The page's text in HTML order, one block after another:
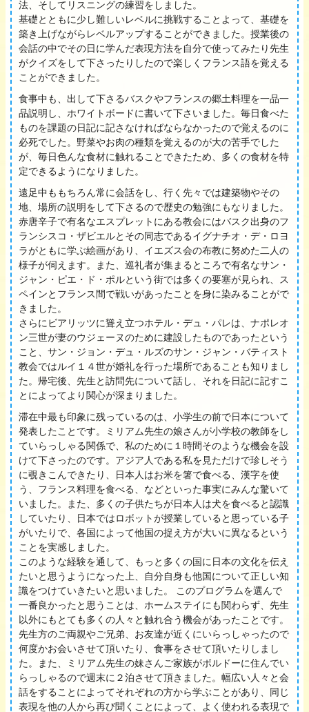
法、そしてリスニングの練習をしました。
基礎とともに少し難しいレベルに挑戦することよって、基礎を
築き上げながらレベルアップすることができました。授業後の
会話の中でその日に学んだ表現方法を自分で使ってみたり先生
がクイズをして下さったりしたので楽しくフランス語を覚える
ことができました。
食事中も、出して下さるバスクやフランスの郷土料理を一品一
品説明し、ホワイトボードに書いて下さいました。毎日食べた
ものを課題の日記に記さなければならなかったので覚えるのに
必死でした。野菜やお肉の種類を覚えるのが大の苦手でした
が、毎日色んな食材に触れることできたため、多くの食材を特
定できるようになりました。
遠足中ももちろん常に会話をし、行く先々では建築物やその
地、場所の説明をして下さるので歴史の勉強にもなりました。
赤唐辛子で有名なエスプレットにある教会にはバスク出身のフ
ランシスコ・ザビエルとその同志であるイグナチオ・デ・ロヨ
ラがともに学ぶ絵画があり、イエズス会の布教に努めた二人の
様子が伺えます。また、巡礼者が集まるところで有名なサン・
ジャン・ピエ・ド・ポルという街では多くの要塞が見られ、ス
ペインとフランス間で戦いがあったことを身に染みることがで
きました。
さらにビアリッツに聳え立つホテル・デュ・パレは、ナポレオ
ン三世が妻のウジェーヌのために建設したものであったという
こと、サン・ジョン・デュ・ルズのサン・ジャン・バティスト
教会ではルイ１４世が婚礼を行った場所であることも知りまし
た。帰宅後、先生と訪問先について話し、それを日記に記すこ
とによってより関心が深まりました。
滞在中最も印象に残っているのは、小学生の前で日本について
発表したことです。ミリアム先生の娘さんが小学校の教師をし
ていらっしゃる関係で、私のために１時間そのような機会を設
けて下さったのです。アジア人である私を見ただけで珍しそう
に覗きこんできたり、日本人はお米を箸で食べる、漢字を使
う、フランス料理を食べる、などといった事実にみんな驚いて
いました。また、多くの子供たちが日本人は犬を食べると認識
していたり、日本ではロボットが授業していると思っている子
がいたりで、各国によって他国の捉え方が大いに異なるという
ことを実感しました。
このような経験を通して、もっと多くの国に日本の文化を伝え
たいと思うようになった上、自分自身も他国について正しい知
識をつけていきたいと思いました。 このプログラムを選んで
一番良かったと思うことは、ホームステイにも関わらず、先生
以外にもとても多くの人々と触れ合う機会があったことです。
先生方のご両親やご兄弟、お友達が近くにいらっしゃったので
何度かお会いさせて頂いたり、食事をさせて頂いたりしまし
た。また、ミリアム先生の妹さんご家族がボルドーに住んでい
らっしゃるので週末に２泊させて頂きました。幅広い人々と会
話をすることによってそれぞれの方から学ぶことがあり、同じ
表現を他の人から再び聞くことによって、よく使われる表現で